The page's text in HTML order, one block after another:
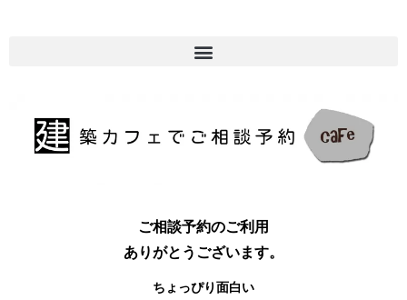
ご相談予約のご利用
ありがとうございます。
ちょっぴり面白い